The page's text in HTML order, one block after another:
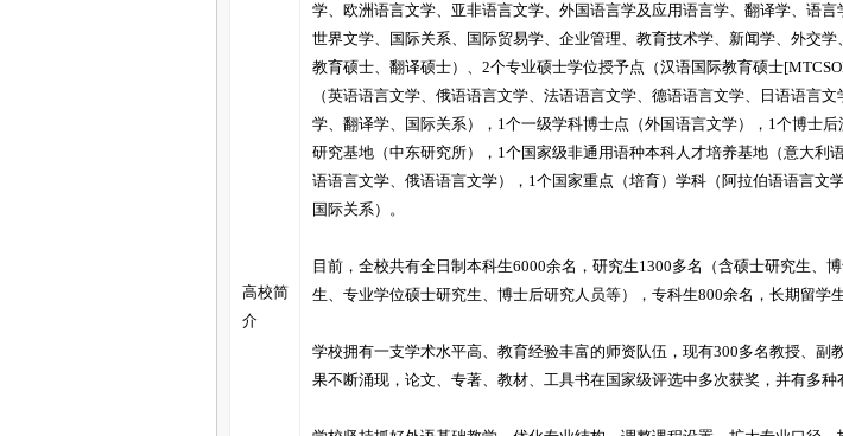
高校简
介
学、欧洲语言文学、亚非语言文学、外国语言学及应用语言学、翻译学、语
世界文学、国际关系、国际贸易学、企业管理、教育技术学、新闻学、外交
教育硕士、翻译硕士）、2个专业硕士学位授予点（汉语国际教育硕士
（英语语言文学、俄语语言文学、法语语言文学、德语语言文学、日语语言
学、翻译学、国际关系），1个一级学科博士点（外国语言文学），1个博士
研究基地（中东研究所），1个国家级非通用语种本科人才培养基地（意大利
语语言文学、俄语语言文学），1个国家重点（培育）学科（阿拉伯语语言文
国际关系）。
目前，全校共有全日制本科生6000余名，研究生1300多名（含硕士研究生、
生、专业学位硕士研究生、博士后研究人员等），专科生800余名，长期留学生
学校拥有一支学术水平高、教育经验丰富的师资队伍，现有300多名教授、副
果不断涌现，论文、专著、教材、工具书在国家级评选中多次获奖，并有多种